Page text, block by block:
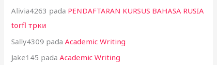
Alivia4263 pada PENDAFTARAN KURSUS BAHASA RUSIA
torfl трки
Sally4309 padaAcademic Writing
Jake145 padaAcademic Writing